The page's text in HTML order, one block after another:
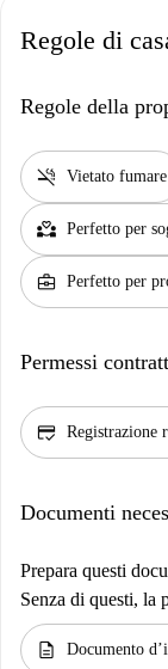
Regole di
Regole della
smoke_free Vietato fumare
partner_heart Perfetto per
business_center Perfetto per
Permessi
credit_score Registrazione
Documenti
Prepara questi
Senza di questi, la
description Documento